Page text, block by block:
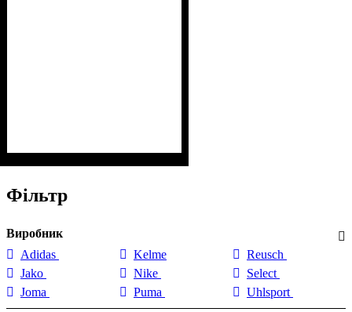
Фільтр
Виробник
Adidas
Jako
Joma
Kelme
Nike
Puma
Reusch
Select
Uhlsport